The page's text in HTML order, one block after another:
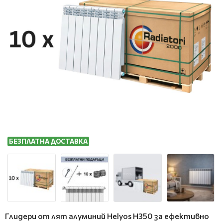
БЕЗПЛАТНА ДОСТАВКА
Глидери от лят алуминий Helyos H350 за ефективно